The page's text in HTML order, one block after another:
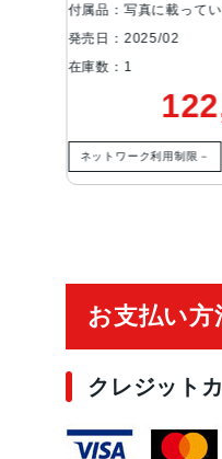
付属品：写真に載って
発売日：2025/02
在庫数：1
ネットワーク利用制限－
お支払い方
クレジット